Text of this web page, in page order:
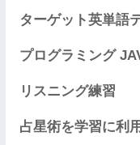
ターゲット英単語
プログラミング
リスニング練習
占星術を学習に利